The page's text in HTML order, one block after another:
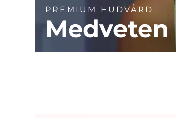
PREMIUM HUDVÅRD